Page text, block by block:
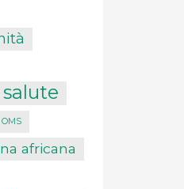
OMS
africana